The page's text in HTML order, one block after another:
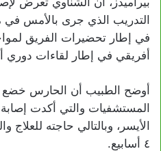
التدريب الذي جرى بالأمس في
في إطار تحضيرات الفريق
أفريقي في إطار لقاءات دوري
أوضح الطبيب أن الحارس خضع
المستشفيات والتي أكدت
٤ أسابيع.